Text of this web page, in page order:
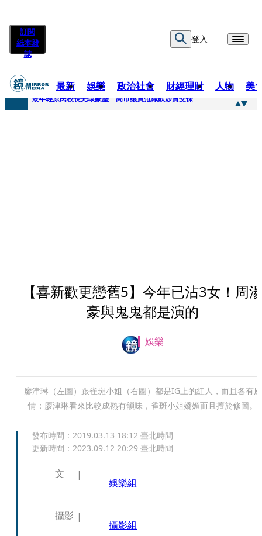
訂閱
紙本雜
誌
登入
最新 娛樂 政治社會 財經理財 人物 美
快訊
最年輕原民校長光環蒙塵 高市議員范織欽涉貪交保
【喜新歡更戀舊5】今年已沾3女！周
豪與鬼鬼都是演的
娛樂
廖津琳（左圖）跟雀斑小姐（右圖）都是IG上的紅人，而且各有風
情；廖津琳看來比較成熟有韻味，雀斑小姐嬌媚而且擅於修圖。
發布時間： 2019.03.13 18:12 臺北時間
更新時間： 2023.09.12 20:29 臺北時間
文
娛樂組
攝影
攝影組